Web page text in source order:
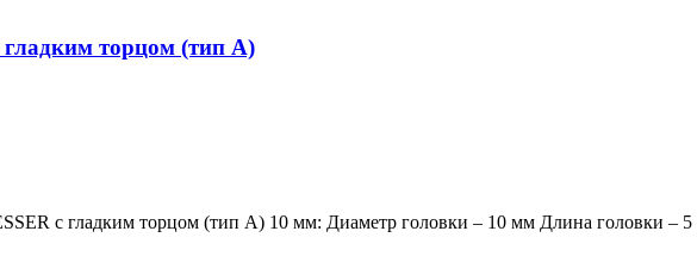
торцом (тип A)
с гладким торцом (тип А) 10 мм: Диаметр головки – 10 мм Длина головки – 5